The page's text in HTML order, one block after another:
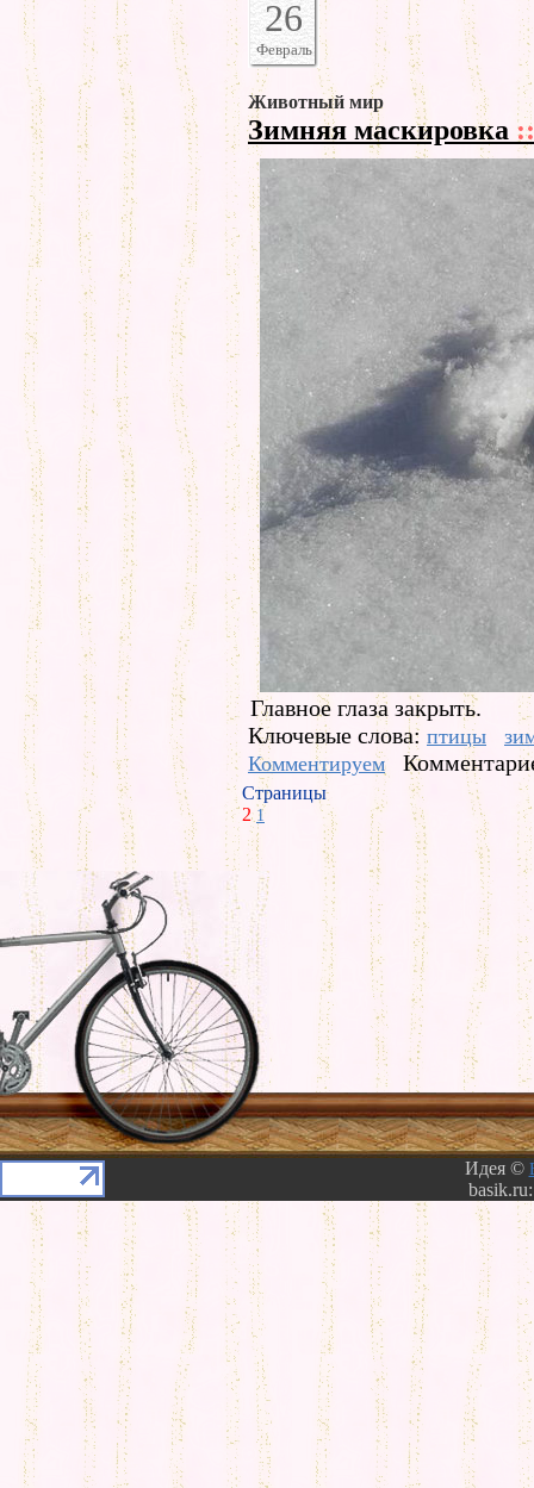
26
Февраль
Животный мир
Зимняя маскировка ::
Главное глаза закрыть.
Ключевые слова: птицы
Комментируем
Страницы
2 1
Идея ©